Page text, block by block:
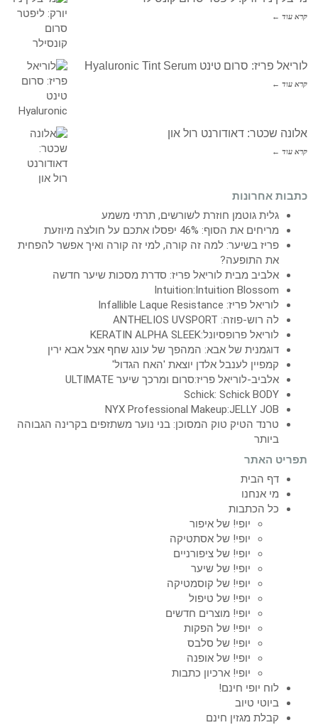
קרא עוד ←
לוריאל פריז: סרום טינט Hyaluronic Tint Serum
קרא עוד ←
אלונה שכטר: דאודורנט רול און
קרא עוד ←
כתבות אחרונות
גלית גוטמן חוזרת לשורשים, תרתי משמע
מריחים את הסוף: 46% יפסלו אתכם על חולצה מיוזעת
פריז בשיער: למה זה קורה, למי זה קורה ואיך אפשר להפחית
את התופעה?
אלביב מבית לוריאל פריז: סדרת מסכות שיער חדשה
Intuition:Intuition Blossom
לוריאל פריז: Infallible Laque Resistance
לה רוש-פוזה: ANTHELIOS UVSPORT
לוריאל פרופסיונל:KERATIN ALPHA SLEEK
דוגמנית של אבא: המהפך של עונג שחף אצל אבא ירין
קמפיין לענבל אלדן יוצאת 'האח הגדול'
אלביב-לוריאל פריז:סרום ומרכך שיער ULTIMATE
Schick: Schick BODY
NYX Professional Makeup:JELLY JOB
טרנד הטיק טוק המסוכן: בני נוער משתזפים בקרינה הגבוהה
ביותר
תפריט האתר
דף הבית
מי אנחנו
כל הכתבות
יופי! של איפור
יופי! של אסתטיקה
יופי! של ציפורניים
יופי! של שיער
יופי! של קוסמטיקה
יופי! של טיפול
יופי! מוצרים חדשים
יופי! של הפקות
יופי! של סלבס
יופי! של אופנה
יופי! ארכיון כתבות
לוח יופי חינם!
ביוטי טיוב
קבלת מגזין חינם